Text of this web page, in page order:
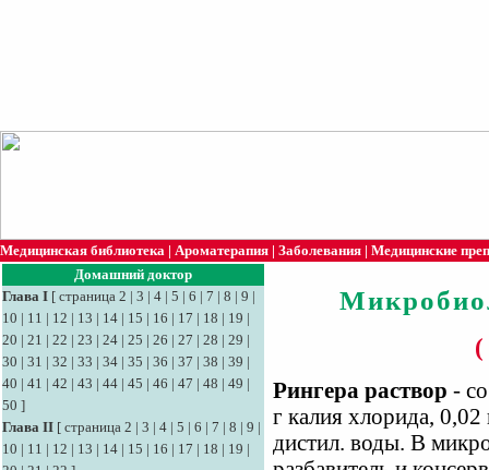
Медицинская библиотека | Ароматерапия | Заболевания | Медицинские
Домашний доктор
Глава I [ страница 2 | 3 | 4 | 5 | 6 | 7 | 8 | 9 |
10 | 11 | 12 | 13 | 14 | 15 | 16 | 17 | 18 | 19 |
20 | 21 | 22 | 23 | 24 | 25 | 26 | 27 | 28 | 29 |
30 | 31 | 32 | 33 | 34 | 35 | 36 | 37 | 38 | 39 |
40 | 41 | 42 | 43 | 44 | 45 | 46 | 47 | 48 | 49 |
50 ]
Глава II [ страница 2 | 3 | 4 | 5 | 6 | 7 | 8 | 9 |
10 | 11 | 12 | 13 | 14 | 15 | 16 | 17 | 18 | 19 |
Рингера раствор -
г калия хлорида,
дистил. воды. В